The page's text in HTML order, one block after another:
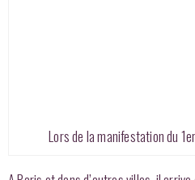
Lors de la manifestation du